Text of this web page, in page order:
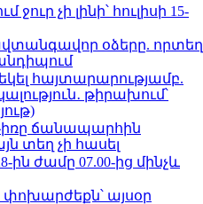
չի լինի՝ հուլիսի 15-
օձերը. որտեղ
հայտարարությամբ.
թիրախում՝
ճանապարհին
տեղ չի հասել
ին ժամը 07.00-ից մինչև
փոխարժեքն՝ այսօր